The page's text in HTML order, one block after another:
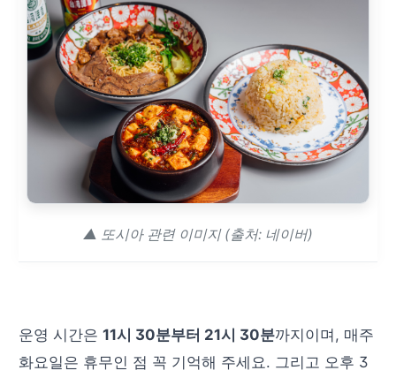
▲ 또시아 관련 이미지 (출처: 네이버)
운영 시간은 11시 30분부터 21시 30분까지이며, 매주
화요일은 휴무인 점 꼭 기억해 주세요. 그리고 오후 3